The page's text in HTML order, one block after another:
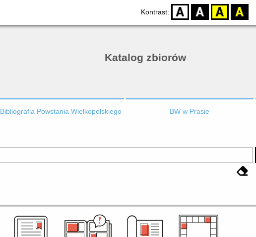
Kontrast: D BW YB BY
Katalog zbiorów
Bibliografia Powstania Wielkopolskiego BW w Prasie